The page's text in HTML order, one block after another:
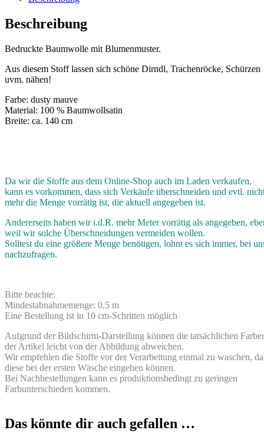
Beschreibung
Bedruckte Baumwolle mit Blumenmuster.
Aus diesem Stoff lassen sich schöne Dirndl, Trachenröcke, Schürzen
uvm. nähen!
Farbe: dusty mauve
Material: 100 % Baumwollsatin
Breite: ca. 140 cm
Da wir die Stoffe aus dem Online-Shop auch im Laden verkaufen,
kann es vorkommen, dass sich Verkäufe überschneiden und evtl.
mehr die Menge vorrätig ist, die aktuell angegeben ist.
Andererseits haben wir i.d.R. mehr Meter vorrätig als angegeben,
weil wir solche Überschneidungen vermeiden wollen.
Solltest du eine größere Menge benötigen, lohnt es sich immer, bei
nachzufragen.
Bitte beachte:
Mindestabnahmemenge: 0,5 m
Eine Bestellung ist in 10 cm-Schritten möglich
Aufgrund der Bildschirm-Darstellung können die tatsächlichen
der Artikel leicht von der Abbildung abweichen.
Wir empfehlen die Stoffe vor der Verarbeitung einmal zu waschen, da
diese bei der ersten Wäsche eingehen können.
Bei Nachbestellungen kann es produktionsbedingt zu geringen
Farbunterschieden kommen.
Das könnte dir auch gefallen …